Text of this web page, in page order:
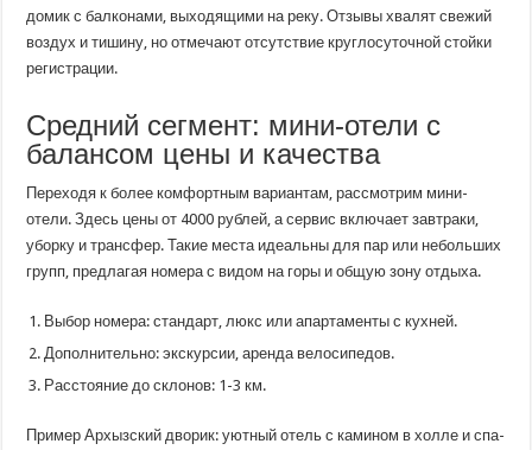
домик с балконами, выходящими на реку. Отзывы хвалят свежий
воздух и тишину, но отмечают отсутствие круглосуточной стойки
регистрации.
Средний сегмент: мини-отели с
балансом цены и качества
Переходя к более комфортным вариантам, рассмотрим мини-
отели. Здесь цены от 4000 рублей, а сервис включает завтраки,
уборку и трансфер. Такие места идеальны для пар или небольших
групп, предлагая номера с видом на горы и общую зону отдыха.
Выбор номера: стандарт, люкс или апартаменты с кухней.
Дополнительно: экскурсии, аренда велосипедов.
Расстояние до склонов: 1-3 км.
Пример Архызский дворик: уютный отель с камином в холле и спа-